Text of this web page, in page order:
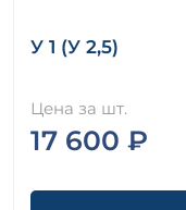
У 1 (У 2,5)
Цена за шт.
17 600 ₽